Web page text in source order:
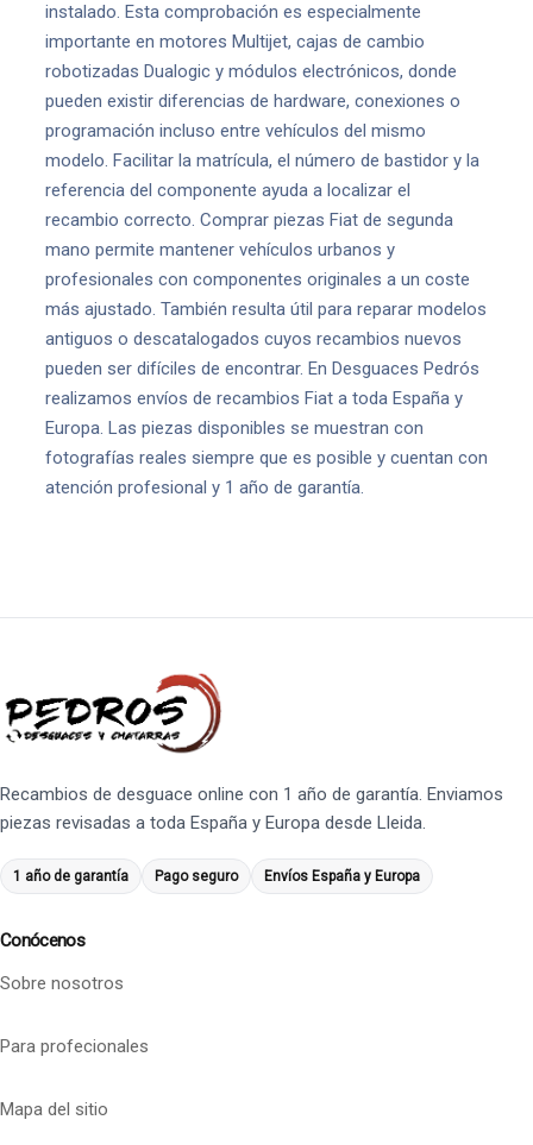
instalado. Esta comprobación es especialmente
importante en motores Multijet, cajas de cambio
robotizadas Dualogic y módulos electrónicos, donde
pueden existir diferencias de hardware, conexiones o
programación incluso entre vehículos del mismo
modelo. Facilitar la matrícula, el número de bastidor y la
referencia del componente ayuda a localizar el
recambio correcto. Comprar piezas Fiat de segunda
mano permite mantener vehículos urbanos y
profesionales con componentes originales a un coste
más ajustado. También resulta útil para reparar modelos
antiguos o descatalogados cuyos recambios nuevos
pueden ser difíciles de encontrar. En Desguaces Pedrós
realizamos envíos de recambios Fiat a toda España y
Europa. Las piezas disponibles se muestran con
fotografías reales siempre que es posible y cuentan con
atención profesional y 1 año de garantía.
Recambios de desguace online con 1 año de garantía. Enviamos
piezas revisadas a toda España y Europa desde Lleida.
1 año de garantía Pago seguro Envíos España y Europa
Conócenos
Sobre nosotros
Para profecionales
Mapa del sitio